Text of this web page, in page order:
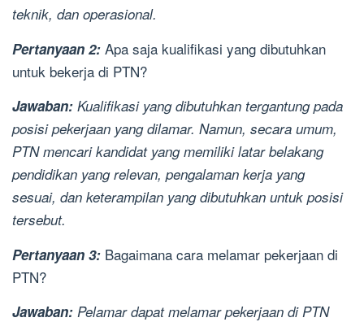
teknik, dan operasional.
Pertanyaan 2: Apa saja kualifikasi yang dibutuhkan
untuk bekerja di PTN?
Jawaban: Kualifikasi yang dibutuhkan tergantung pada
posisi pekerjaan yang dilamar. Namun, secara umum,
PTN mencari kandidat yang memiliki latar belakang
pendidikan yang relevan, pengalaman kerja yang
sesuai, dan keterampilan yang dibutuhkan untuk posisi
tersebut.
Pertanyaan 3: Bagaimana cara melamar pekerjaan di
PTN?
Jawaban: Pelamar dapat melamar pekerjaan di PTN